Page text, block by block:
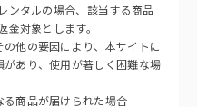
ンタルの場合、該当する商品
対象とします。
他の要因により、本サイトに
あり、使用が著しく困難な場
商品が届けられた場合